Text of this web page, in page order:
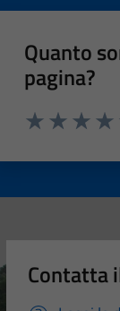
Quanto
pagina?
Contatta